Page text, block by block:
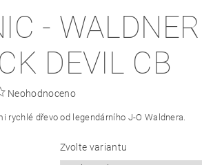
- WALDNER
DEVIL CB
Neohodnoceno
rychlé dřevo od legendárního J-O Waldnera.
Zvolte variantu